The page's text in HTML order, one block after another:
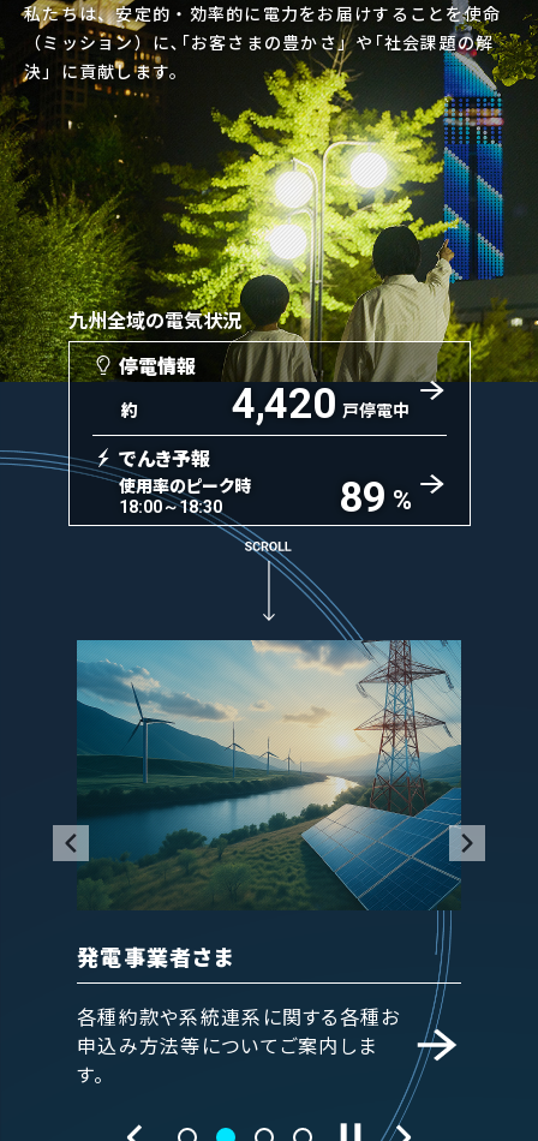
私たちは、安定的・効率的に電力をお届けすることを使命
（ミッション）に､｢お客さまの豊かさ」や｢社会課題の解
決」に貢献します。
九州全域の電気状況
停電情報
約 4,420 戸停電中
でんき予報
使用率のピーク時
18:00～18:30 89 %
電気工事店・主任技術者さま
各種約款や電気の供給お申込み方
法等についてご案内します。